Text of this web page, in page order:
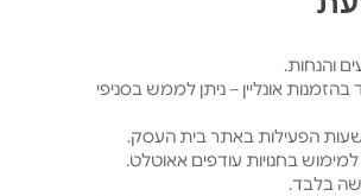
והנחות.
אונליין – ניתן לממש בסניפי
הפעילות באתר בית העסק.
למימוש בחנויות עודפים אאוטלט.
בלבד.